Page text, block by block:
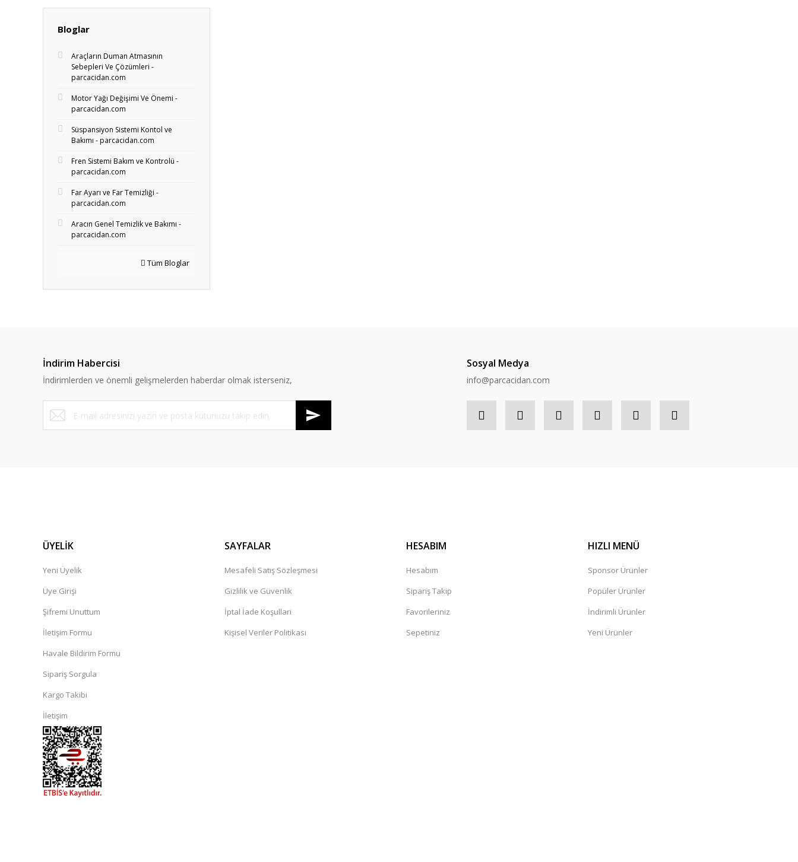
Bloglar
Araçların Duman Atmasının
Sebepleri Ve Çözümleri -
parcacidan.com
Motor Yağı Değişimi Ve Önemi -
parcacidan.com
Süspansiyon Sistemi Kontol ve
Bakımı - parcacidan.com
Fren Sistemi Bakım ve Kontrolü -
parcacidan.com
Far Ayarı ve Far Temizliği -
parcacidan.com
Aracın Genel Temizlik ve Bakımı -
parcacidan.com
Tüm Bloglar
İndirim Habercisi
İndirimlerden ve önemli gelişmelerden haberdar olmak isterseniz,
Sosyal Medya
info@parcacidan.com
ÜYELİK
Yeni Üyelik
Üye Girişi
Şifremi Unuttum
İletişim Formu
Havale Bildirim Formu
Sipariş Sorgula
Kargo Takibi
İletişim
SAYFALAR
Mesafeli Satış Sözleşmesi
Gizlilik ve Güvenlik
İptal İade Koşullari
Kişisel Veriler Politikası
HESABIM
Hesabım
Sipariş Takip
Favorileriniz
Sepetiniz
HIZLI MENÜ
Sponsor Ürünler
Popüler Ürünler
İndirimli Ürünler
Yeni Ürünler